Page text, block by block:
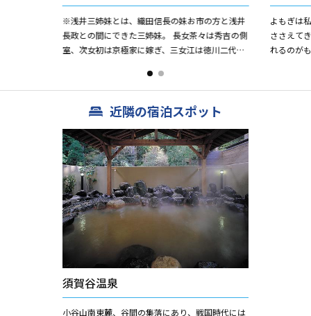
※浅井三姉妹とは、織田信長の妹お市の方と浅井
長政との間にできた三姉妹。 長女茶々は秀吉の側
室、次女初は京極家に嫁ぎ、三女江は徳川二代将
よもぎは
ささえて
れるのが
近隣の宿泊スポット
須賀谷温泉
小谷山南東麓、谷間の集落にあり、戦国時代には